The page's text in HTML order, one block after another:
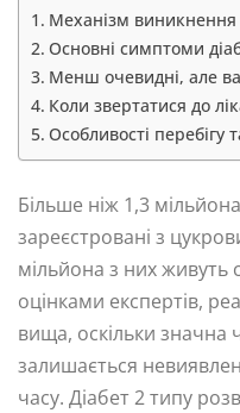
Механізм виникнення
Основні симптоми
Менш очевидні, але
Коли звертатися до
Особливості перебігу
Більше ніж 1,3
зареєстровані з
мільйона з них живуть
оцінками експертів,
вища, оскільки значна
залишається
часу. Діабет 2 типу